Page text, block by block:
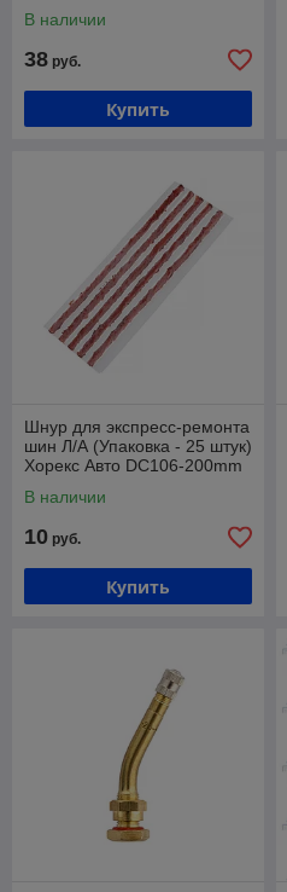
В наличии
38 руб.
Купить
Шнур для экспресс-ремонта
шин Л/А (Упаковка - 25 штук)
Хорекс Авто DC106-200mm
В наличии
10 руб.
Купить